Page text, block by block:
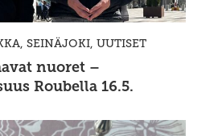
, SEINÄJOKI, UUTISET
nuoret –
Roubella 16.5.